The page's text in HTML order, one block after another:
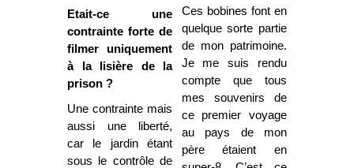
Etait-ce une
contrainte forte de
filmer uniquement
à la lisière de la
prison ?
Une contrainte mais
aussi une liberté,
car le jardin étant
sous le contrôle de
Ces bobines font en
quelque sorte partie
de mon patrimoine.
Je me suis rendu
compte que tous
mes souvenirs de
ce premier voyage
au pays de mon
père étaient en